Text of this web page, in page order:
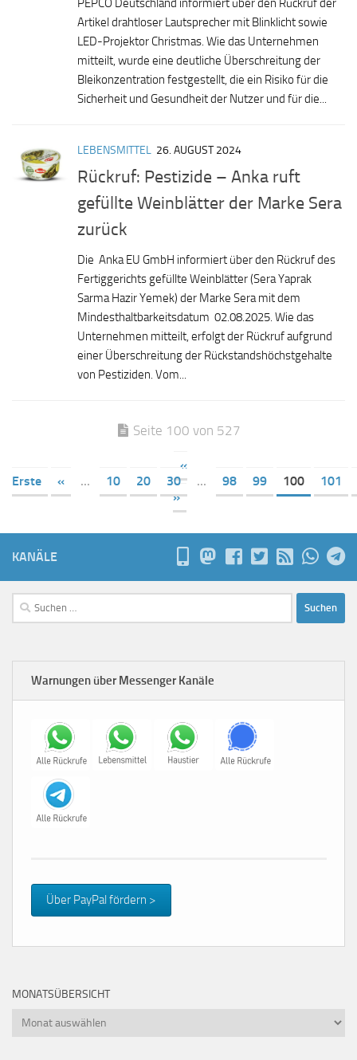
PEPCO Deutschland informiert über den Rückruf der
Artikel drahtloser Lautsprecher mit Blinklicht sowie
LED-Projektor Christmas. Wie das Unternehmen
mitteilt, wurde eine deutliche Überschreitung der
Bleikonzentration festgestellt, die ein Risiko für die
Sicherheit und Gesundheit der Nutzer und für die...
LEBENSMITTEL 26. AUGUST 2024
Rückruf: Pestizide – Anka ruft
gefüllte Weinblätter der Marke Sera
zurück
Die Anka EU GmbH informiert über den Rückruf des
Fertiggerichts gefüllte Weinblätter (Sera Yaprak
Sarma Hazir Yemek) der Marke Sera mit dem
Mindesthaltbarkeitsdatum 02.08.2025. Wie das
Unternehmen mitteilt, erfolgt der Rückruf aufgrund
einer Überschreitung der Rückstandshöchstgehalte
von Pestiziden. Vom...
Seite 100 von 527
«
Erste
« ... 10 20 30 ... 98 99 100
101
»
KANÄLE
Suchen
nach:
Warnungen über Messenger Kanäle
Über PayPal fördern >
MONATSÜBERSICHT
Monatsübersicht